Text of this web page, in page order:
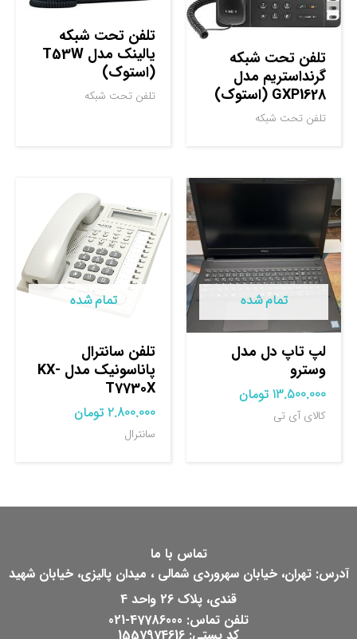
تلفن تحت شبکه
گرنداستریم مدل
GXP1628 (استوک)
تلفن تحت شبکه
تلفن تحت شبکه
یالینک مدل T53W
(استوک)
تلفن تحت شبکه
تمام شده
لپ تاپ دل مدل
وسترو
13.500.000 تومان
کالای آی تی
تمام شده
تلفن سانترال
پاناسونیک مدل KX-
T7730X
2.800.000 تومان
سانترال
تماس با ما
آدرس: تهران، خیابان سهروردی شمالی ، میدان پالیزی، خیابان شهید
قندی، پلاک 26 واحد 4
تلفن تماس: 47786000-021